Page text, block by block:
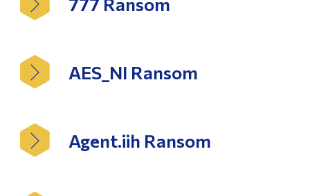
AES_NI Ransom
Agent.iih Ransom